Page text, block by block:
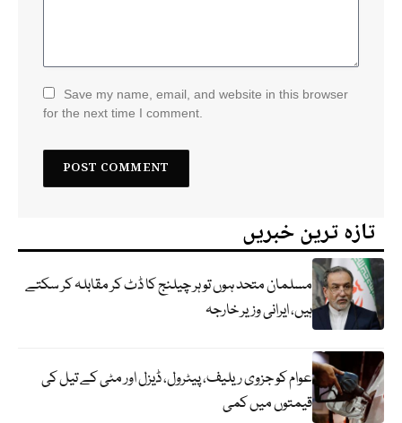
Save my name, email, and website in this browser
for the next time I comment.
تازہ ترین خبریں
مسلمان متحد ہوں تو ہر چیلنج کا ڈٹ کر مقابلہ کر سکتے
ہیں، ایرانی وزیر خارجہ
عوام کو جزوی ریلیف، پیٹرول، ڈیزل اور مٹی کے تیل کی
قیمتوں میں کمی